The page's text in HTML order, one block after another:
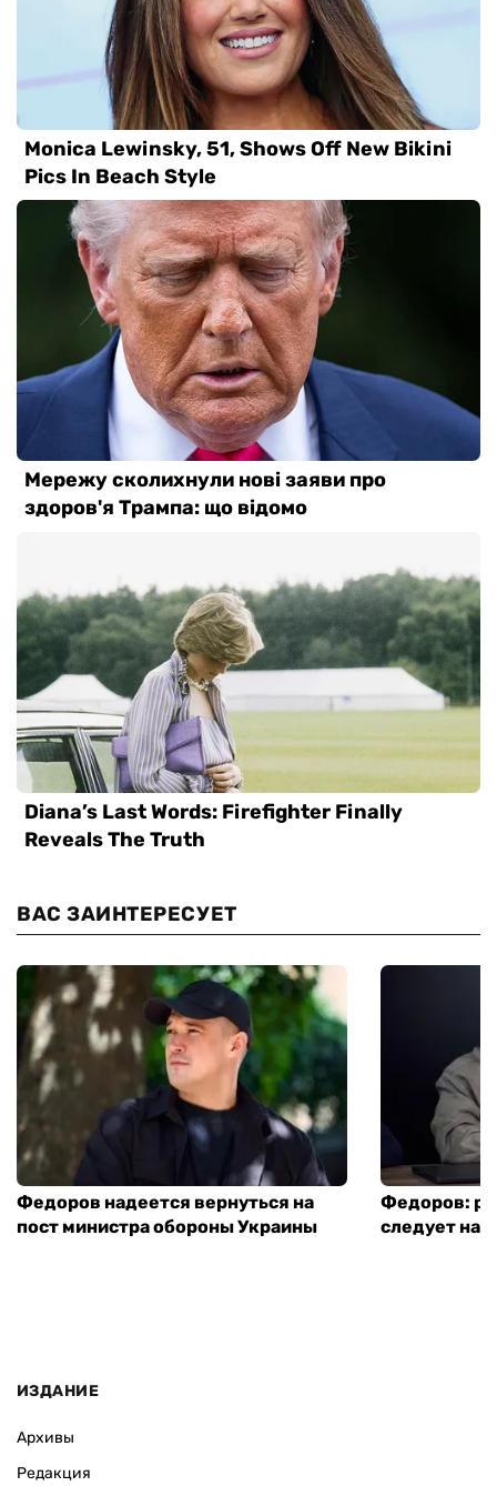
ВАС ЗАИНТЕРЕСУЕТ
Федоров надеется вернуться на
пост министра обороны Украины
Федоров:
следует
ИЗДАНИЕ
Архивы
Редакция